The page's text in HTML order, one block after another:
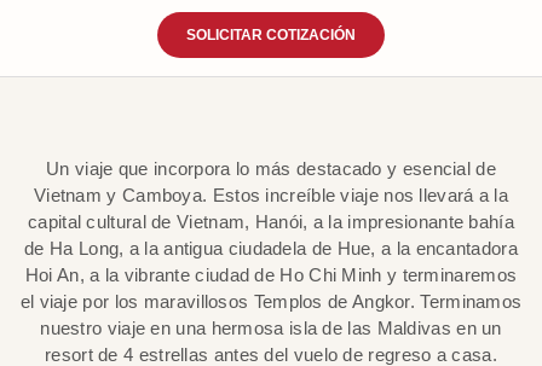
SOLICITAR COTIZACIÓN
Un viaje que incorpora lo más destacado y esencial de
Vietnam y Camboya. Estos increíble viaje nos llevará a la
capital cultural de Vietnam, Hanói, a la impresionante bahía
de Ha Long, a la antigua ciudadela de Hue, a la encantadora
Hoi An, a la vibrante ciudad de Ho Chi Minh y terminaremos
el viaje por los maravillosos Templos de Angkor. Terminamos
nuestro viaje en una hermosa isla de las Maldivas en un
resort de 4 estrellas antes del vuelo de regreso a casa.